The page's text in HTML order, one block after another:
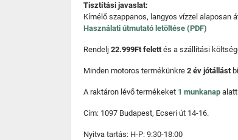
Tisztítási javaslat:
Kímélő szappanos, langyos vízzel alaposan
Használati útmutató letöltése (PDF)
Rendelj 22.999Ft felettés a szállítási
Minden motoros termékünkre 2 év jótállást
A raktáron lévő termékeket 1 munkanap
Cím: 1097 Budapest, Ecseri út 14-16.
Nyitva tartás: H-P: 9:30-18:00